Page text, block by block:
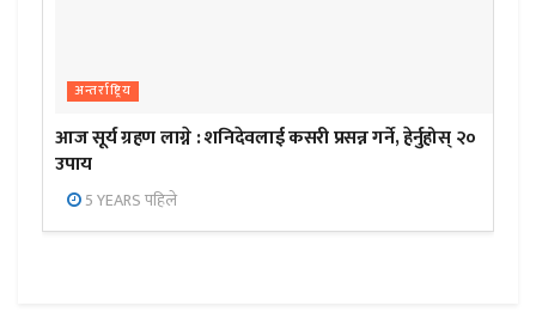
अन्तर्राष्ट्रिय
आज सूर्य ग्रहण लाग्ने : शनिदेवलाई कसरी प्रसन्न गर्ने, हेर्नुहोस् २०
उपाय
5 YEARS पहिले